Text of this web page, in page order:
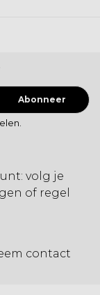
Abonneer
volg je
of regel
contact